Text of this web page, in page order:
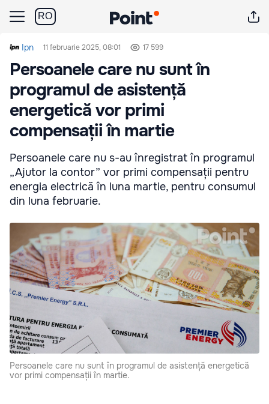
RO
Ipn 11 februarie 2025, 08:01 17 599
Persoanele care nu sunt în
programul de asistență
energetică vor primi
compensații în martie
Persoanele care nu s-au înregistrat în programul
„Ajutor la contor” vor primi compensații pentru
energia electrică în luna martie, pentru consumul
din luna februarie.
Persoanele care nu sunt în programul de asistență energetică
vor primi compensații în martie.